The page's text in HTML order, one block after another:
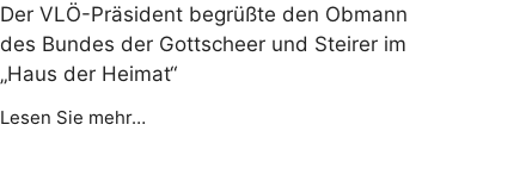
Der VLÖ-Präsident begrüßte den Obmann
des Bundes der Gottscheer und Steirer im
„Haus der Heimat“
Lesen Sie mehr…